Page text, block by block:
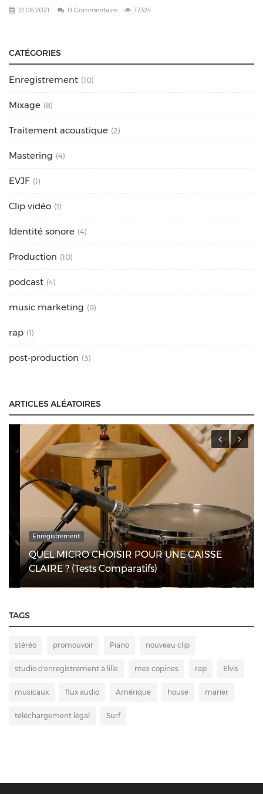
21.06.2021 0 Commentaire 17324
CATÉGORIES
Enregistrement (10)
Mixage (8)
Traitement acoustique (2)
Mastering (4)
EVJF (1)
Clip vidéo (1)
Identité sonore (4)
Production (10)
podcast (4)
music marketing (9)
rap (1)
post-production (3)
ARTICLES ALÉATOIRES
Enregistrement
QUEL MICRO CHOISIR POUR UNE CAISSE
CLAIRE ? (Tests Comparatifs)
TAGS
stéréo promouvoir Piano nouveau clip
studio d'enregistrement à lille mes copines rap Elvis
musicaux flux audio Amérique house marier
téléchargement légal Surf